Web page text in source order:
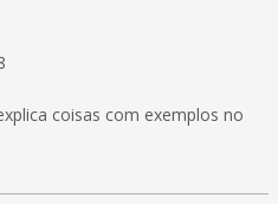
coisas com exemplos no